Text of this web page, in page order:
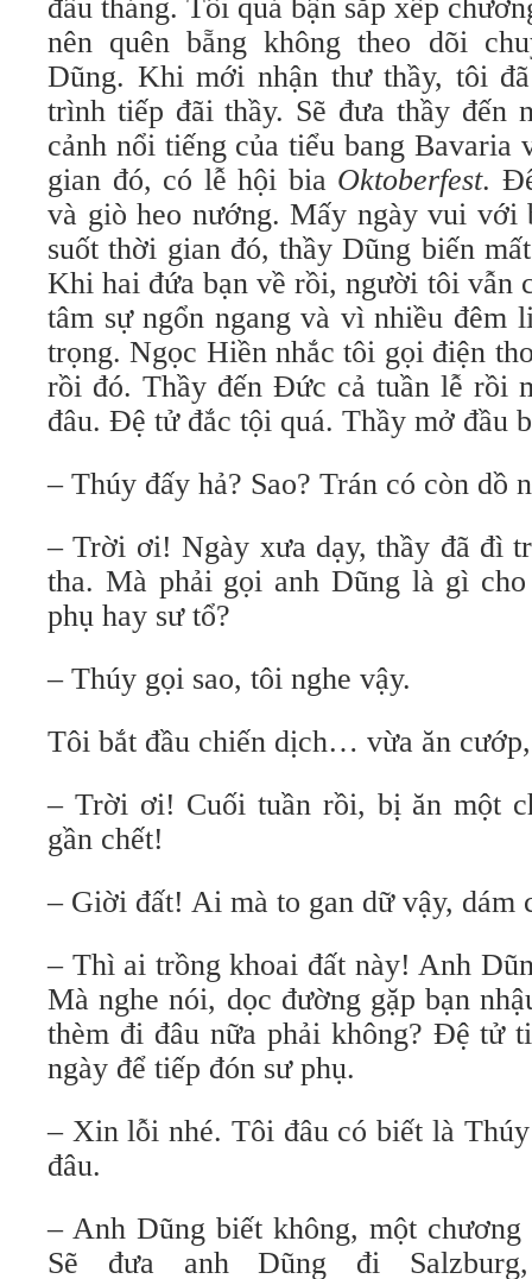
đầu tháng. Tôi quá bận sắp xếp
nên quên bẵng không theo dõi
Dũng. Khi mới nhận thư thầy, tôi
trình tiếp đãi thầy. Sẽ đưa thầy đến
cảnh nổi tiếng của tiểu bang Bavaria
gian đó, có lễ hội bia Oktoberfest.
và giò heo nướng. Mấy ngày vui với
suốt thời gian đó, thầy Dũng biến
Khi hai đứa bạn về rồi, người tôi vẫn
tâm sự ngổn ngang và vì nhiều đêm
trọng. Ngọc Hiền nhắc tôi gọi điện
rồi đó. Thầy đến Ðức cả tuần lễ rồi
đâu. Đệ tử đắc tội quá. Thầy mở đầu
– Thúy đấy hả? Sao? Trán có còn dồ
– Trời ơi! Ngày xưa dạy, thầy đã đì
tha. Mà phải gọi anh Dũng là gì
phụ hay sư tổ?
– Thúy gọi sao, tôi nghe vậy.
Tôi bắt đầu chiến dịch… vừa ăn
– Trời ơi! Cuối tuần rồi, bị ăn một
gần chết!
– Giời đất! Ai mà to gan dữ vậy, dám
– Thì ai trồng khoai đất này! Anh
Mà nghe nói, dọc đường gặp bạn
thèm đi đâu nữa phải không? Ðệ tử
ngày để tiếp đón sư phụ.
– Xin lỗi nhé. Tôi đâu có biết là
đâu.
– Anh Dũng biết không, một
Sẽ đưa anh Dũng đi